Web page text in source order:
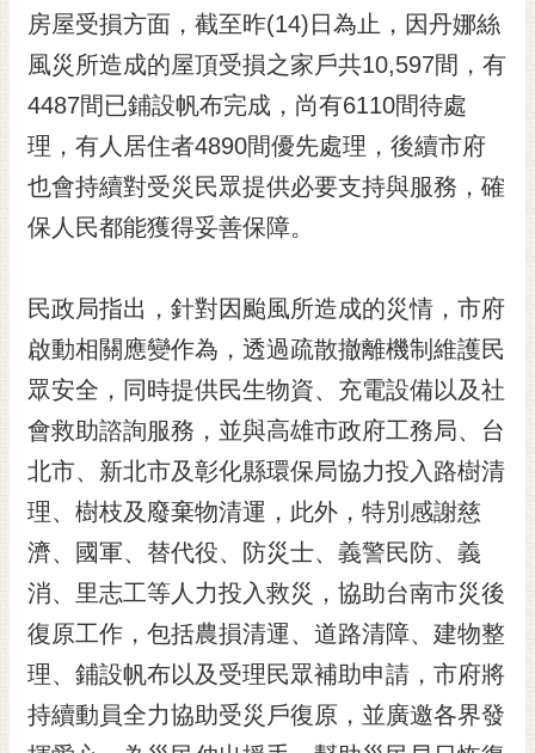
開
放
宣
告
市
交
通
房屋受損方面，截至昨(14)日為止，因丹娜絲
風災所造成的屋頂受損之家戶共10,597間，有
4487間已鋪設帆布完成，尚有6110間待處
理，有人居住者4890間優先處理，後續市府
也會持續對受災民眾提供必要支持與服務，確
保人民都能獲得妥善保障。
民政局指出，針對因颱風所造成的災情，市府
啟動相關應變作為，透過疏散撤離機制維護民
眾安全，同時提供民生物資、充電設備以及社
會救助諮詢服務，並與高雄市政府工務局、台
北市、新北市及彰化縣環保局協力投入路樹清
理、樹枝及廢棄物清運，此外，特別感謝慈
濟、國軍、替代役、防災士、義警民防、義
消、里志工等人力投入救災，協助台南市災後
復原工作，包括農損清運、道路清障、建物整
理、鋪設帆布以及受理民眾補助申請，市府將
持續動員全力協助受災戶復原，並廣邀各界發